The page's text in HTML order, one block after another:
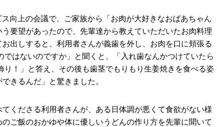
向上の会議で、ご家族から「お⾁が⼤好きなおばあちゃん
要望があったので、先輩達から教えていただいたお⾁料理
出しすると、利⽤者さんが義⻭を外し、お⾁を口に頬張る
はないのですか」と聞くと、「⼊れ⻭なんかつけていたら
！」と答え、その後も⻭茎でもりもり生姜焼きを食べる姿
きるんだ」と驚きました。
くださる利⽤者さんが、ある日体調が悪くて⾷欲がない様
ご飯のおかゆや体に優しいうどんの作り方を先輩に聞いて